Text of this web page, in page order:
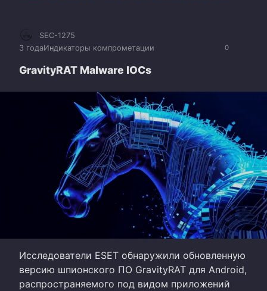
0
SEC-1275
3 годаИндикаторы компрометации
GravityRAT Malware IOCs
Исследователи ESET обнаружили обновленную
версию шпионского ПО GravityRAT для Android,
распространяемого под видом приложений